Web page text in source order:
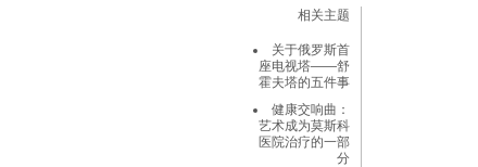
相关主题
关于俄罗斯首
座电视塔——舒
霍夫塔的五件事
健康交响曲：
艺术成为莫斯科
医院治疗的一部
分